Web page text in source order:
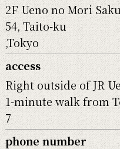
2F Ueno no Mori
54, Taito-ku
,Tokyo
access
Right outside of JR
1-minute walk from
7
phone number